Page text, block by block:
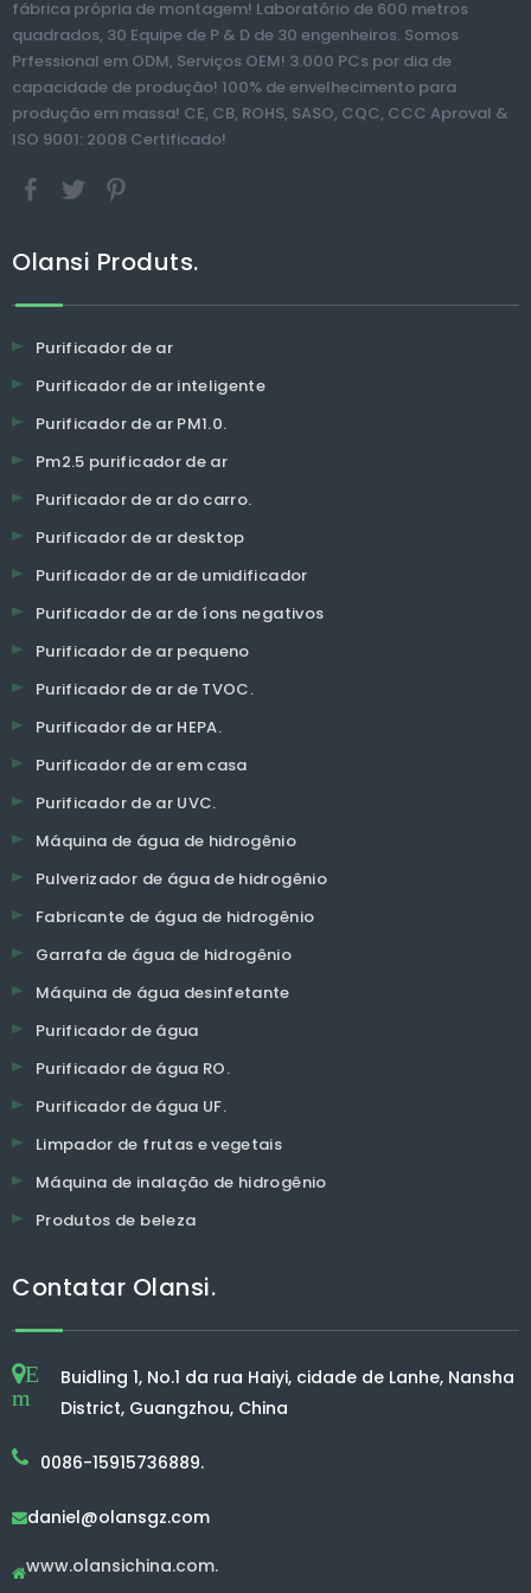
HEPA com ajuste
tranquilo,
purificador do ar
da sala pequena
para alergias
liberação de íons
negativos e
umidificador
fábrica própria de montagem! Laboratório de 600 metros
quadrados, 30 Equipe de P & D de 30 engenheiros. Somos
Prfessional em ODM, Serviços OEM! 3.000 PCs por dia de
capacidade de produção! 100% de envelhecimento para
produção em massa! CE, CB, ROHS, SASO, CQC, CCC Aproval &
ISO 9001: 2008 Certificado!
Olansi Produts.
Purificador de ar
Purificador de ar inteligente
Purificador de ar PM1.0.
Pm2.5 purificador de ar
Purificador de ar do carro.
Purificador de ar desktop
Purificador de ar de umidificador
Purificador de ar de íons negativos
Purificador de ar pequeno
Purificador de ar de TVOC.
Purificador de ar HEPA.
Purificador de ar em casa
Purificador de ar UVC.
Máquina de água de hidrogênio
Pulverizador de água de hidrogênio
Fabricante de água de hidrogênio
Garrafa de água de hidrogênio
Máquina de água desinfetante
Purificador de água
Purificador de água RO.
Purificador de água UF.
Limpador de frutas e vegetais
Máquina de inalação de hidrogênio
Produtos de beleza
Contatar Olansi.
E
m
Buidling 1, No.1 da rua Haiyi, cidade de Lanhe, Nansha
District, Guangzhou, China
0086-15915736889.
daniel@olansgz.com
www.olansichina.com.